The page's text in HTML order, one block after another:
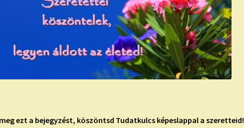
ezt a bejegyzést, köszöntsd Tudatkulcs képeslappal a szeretteid!